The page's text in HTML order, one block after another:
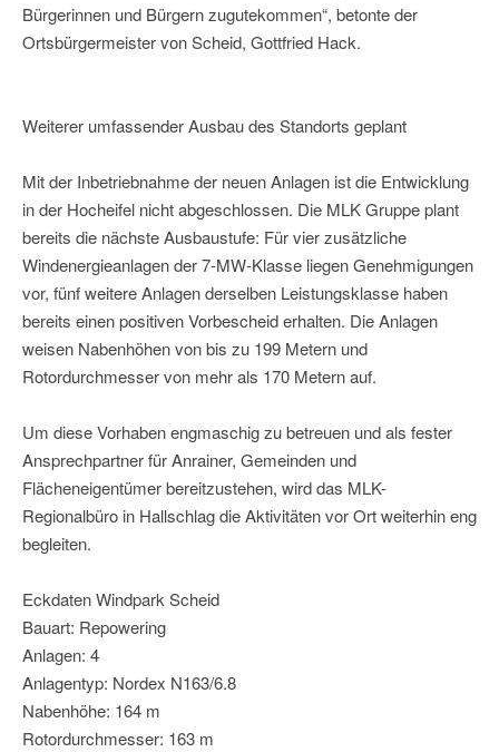
Bürgerinnen und Bürgern zugutekommen“, betonte der
Ortsbürgermeister von Scheid, Gottfried Hack.
Weiterer umfassender Ausbau des Standorts geplant
Mit der Inbetriebnahme der neuen Anlagen ist die Entwicklung
in der Hocheifel nicht abgeschlossen. Die MLK Gruppe plant
bereits die nächste Ausbaustufe: Für vier zusätzliche
Windenergieanlagen der 7-MW-Klasse liegen Genehmigungen
vor, fünf weitere Anlagen derselben Leistungsklasse haben
bereits einen positiven Vorbescheid erhalten. Die Anlagen
weisen Nabenhöhen von bis zu 199 Metern und
Rotordurchmesser von mehr als 170 Metern auf.
Um diese Vorhaben engmaschig zu betreuen und als fester
Ansprechpartner für Anrainer, Gemeinden und
Flächeneigentümer bereitzustehen, wird das MLK-
Regionalbüro in Hallschlag die Aktivitäten vor Ort weiterhin eng
begleiten.
Eckdaten Windpark Scheid
Bauart: Repowering
Anlagen: 4
Anlagentyp: Nordex N163/6.8
Nabenhöhe: 164 m
Rotordurchmesser: 163 m